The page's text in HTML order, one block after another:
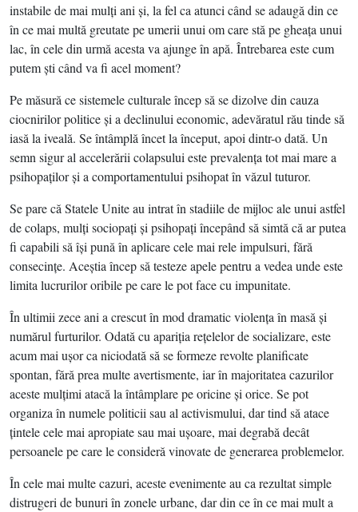
instabile de mai mulţi ani şi, la fel ca atunci când se adaugă din ce
în ce mai multă greutate pe umerii unui om care stă pe gheaţa unui
lac, în cele din urmă acesta va ajunge în apă. Întrebarea este cum
putem şti când va fi acel moment?
Pe măsură ce sistemele culturale încep să se dizolve din cauza
ciocnirilor politice şi a declinului economic, adevăratul rău tinde să
iasă la iveală. Se întâmplă încet la început, apoi dintr-o dată. Un
semn sigur al accelerării colapsului este prevalenţa tot mai mare a
psihopaţilor şi a comportamentului psihopat în văzul tuturor.
Se pare că Statele Unite au intrat în stadiile de mijloc ale unui astfel
de colaps, mulţi sociopaţi şi psihopaţi începând să simtă că ar putea
fi capabili să îşi pună în aplicare cele mai rele impulsuri, fără
consecinţe. Aceştia încep să testeze apele pentru a vedea unde este
limita lucrurilor oribile pe care le pot face cu impunitate.
În ultimii zece ani a crescut în mod dramatic violenţa în masă şi
numărul furturilor. Odată cu apariţia reţelelor de socializare, este
acum mai uşor ca niciodată să se formeze revolte planificate
spontan, fără prea multe avertismente, iar în majoritatea cazurilor
aceste mulţimi atacă la întâmplare pe oricine şi orice. Se pot
organiza în numele politicii sau al activismului, dar tind să atace
ţintele cele mai apropiate sau mai uşoare, mai degrabă decât
persoanele pe care le consideră vinovate de generarea problemelor.
În cele mai multe cazuri, aceste evenimente au ca rezultat simple
distrugeri de bunuri în zonele urbane, dar din ce în ce mai mult a